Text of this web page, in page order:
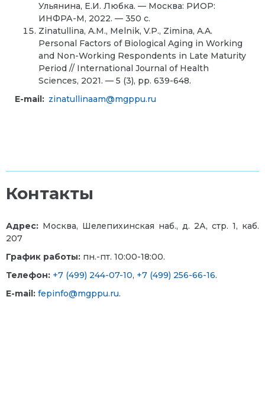
Ульянина, Е.И. Любка. — Москва: РИОР:
ИНФРА-М, 2022. — 350 с.
Zinatullina, A.M., Melnik, V.P., Zimina, A.A.
Personal Factors of Biological Aging in Working
and Non-Working Respondents in Late Maturity
Period // International Journal of Health
Sciences, 2021. — 5 (3), pp. 639-648.
E-mail: zinatullinaam@mgppu.ru
Контакты
Адрес: Москва, Шелепихинская наб., д. 2А, стр. 1, каб.
207
График работы: пн.-пт. 10:00-18:00.
Телефон: +7 (499) 244-07-10, +7 (499) 256-66-16.
E-mail: fepinfo@mgppu.ru.